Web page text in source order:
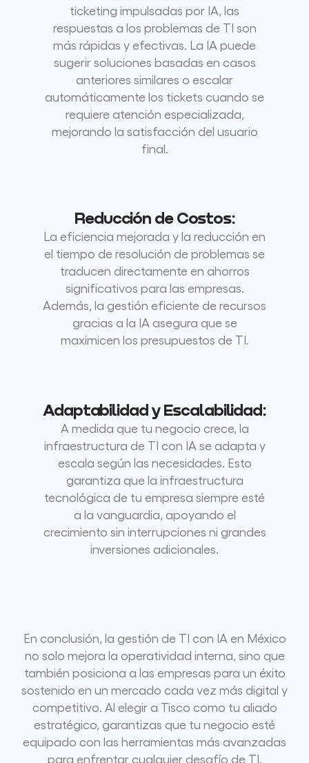
ticketing impulsadas por IA, las
respuestas a los problemas de TI son
más rápidas y efectivas. La IA puede
sugerir soluciones basadas en casos
anteriores similares o escalar
automáticamente los tickets cuando se
requiere atención especializada,
mejorando la satisfacción del usuario
final.
Reducción de Costos:
La eficiencia mejorada y la reducción en
el tiempo de resolución de problemas se
traducen directamente en ahorros
significativos para las empresas.
Además, la gestión eficiente de recursos
gracias a la IA asegura que se
maximicen los presupuestos de TI.
Adaptabilidad y Escalabilidad:
A medida que tu negocio crece, la
infraestructura de TI con IA se adapta y
escala según las necesidades. Esto
garantiza que la infraestructura
tecnológica de tu empresa siempre esté
a la vanguardia, apoyando el
crecimiento sin interrupciones ni grandes
inversiones adicionales.
En conclusión, la gestión de TI con IA en México
no solo mejora la operatividad interna, sino que
también posiciona a las empresas para un éxito
sostenido en un mercado cada vez más digital y
competitivo. Al elegir a Tisco como tu aliado
estratégico, garantizas que tu negocio esté
equipado con las herramientas más avanzadas
para enfrentar cualquier desafío de TI.